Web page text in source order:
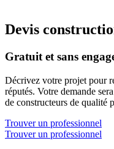
Devis
Gratuit et sans
Décrivez votre projet pour
réputés. Votre demande
de constructeurs de qualité
Trouver un professionnel
Trouver un professionnel